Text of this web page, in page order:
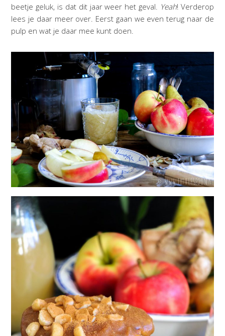
beetje geluk, is dat dit jaar weer het geval. Yeah! Verderop
lees je daar meer over. Eerst gaan we even terug naar de
pulp en wat je daar mee kunt doen.